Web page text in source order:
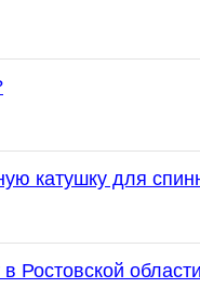
катушку для
Ростовской